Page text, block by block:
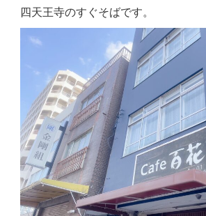
四天王寺のすぐそばです。